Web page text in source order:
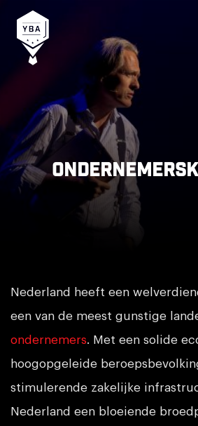
Young Business Award
Nederland heeft een
een van de meest gunstige
ondernemers. Met een solide
hoogopgeleide
stimulerende zakelijke
Nederland een bloeiende